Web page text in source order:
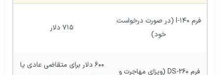
خود)
۷۱۵ دلار